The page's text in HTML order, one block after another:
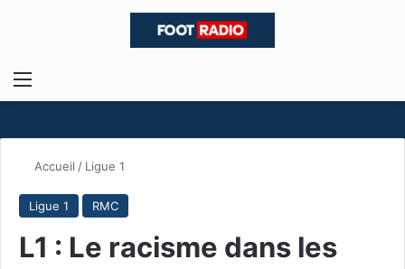
Menu
Accueil / Ligue 1
Ligue 1 RMC
L1 : Le racisme dans les